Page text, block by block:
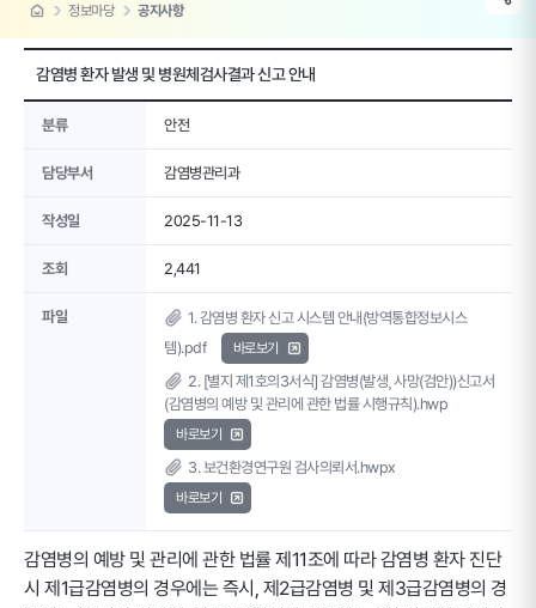
home 정보마당 공지사항
감염병 환자 발생 및 병원체검사결과 신고 안내
분류 안전
담당부서 감염병관리과
작성일 2025-11-13
조회 2,441
파일
1. 감염병 환자 신고 시스템 안내(방역통합정보시스
템).pdf
바로보기
2. [별지 제1호의3서식] 감염병(발생¸ 사망(검안))신고서
(감염병의 예방 및 관리에 관한 법률 시행규칙).hwp
바로보기
3. 보건환경연구원 검사의뢰서.hwpx
바로보기
감염병의 예방 및 관리에 관한 법률 제11조에 따라 감염병 환자 진단
시 제1급감염병의 경우에는 즉시, 제2급감염병 및 제3급감염병의 경